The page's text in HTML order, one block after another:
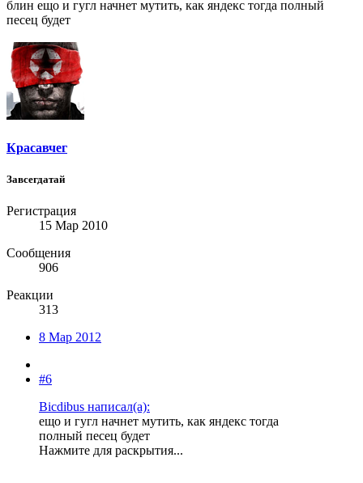
блин ещо и гугл начнет мутить, как яндекс тогда полный
песец будет
Красавчег
Завсегдатай
Регистрация
15 Мар 2010
Сообщения
906
Реакции
313
8 Мар 2012
#6
Bicdibus написал(а):
ещо и гугл начнет мутить, как яндекс тогда
полный песец будет
Нажмите для раскрытия...